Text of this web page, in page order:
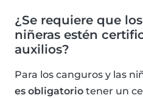
¿Se requiere que
niñeras estén
auxilios?
Para los canguros y las
es obligatorio tener un